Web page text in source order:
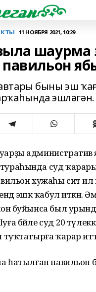
11 НОЯБРЯ 2021, 10:29
шаурма
павильон
быны эш
эшләгән.
суд
хужаһы сит
эшкә ҡабул иткән.
буйынса был
бәйле суд 20
туҡтатырға ҡарар
һатылған павильон